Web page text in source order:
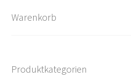
Warenkorb
Produktkategorien